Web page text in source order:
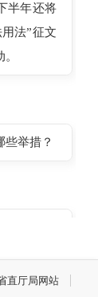
半年还将
法”征文
举措？
加强与福
直厅局网站